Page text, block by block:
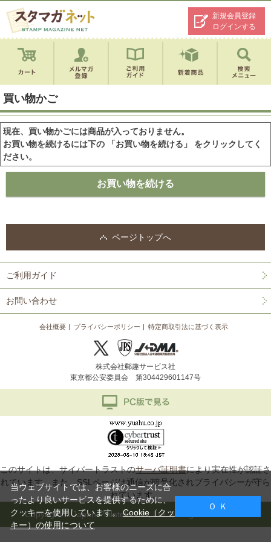
新規会員登録
ログインする
買い物かご
現在、買い物かごには商品が入っておりません。
お買い物を続けるには下の 「お買い物を続ける」 をクリックしてく
ださい。
ページトップへ
ご利用ガイド
お問い合わせ
会社概要 プライバシーポリシー 特定商取引法に基づく表示
株式会社郵趣サービス社
東京都公安委員会 第304429601147号
このサイトは、サイバートラストのサーバ証明書により実在性が認証さ
れています。また、SSLページは通信が暗号化されプライバシーが守ら
れています。
Copyright © Japan Philatelic Co., Ltd. All Rights Reserved.
当ウェブサイトでは、お客様のニーズに合
ったより良いサービスを提供するために、
クッキーを使用しています。Cookie（クッ
キー）の使用について
Ｏ Ｋ